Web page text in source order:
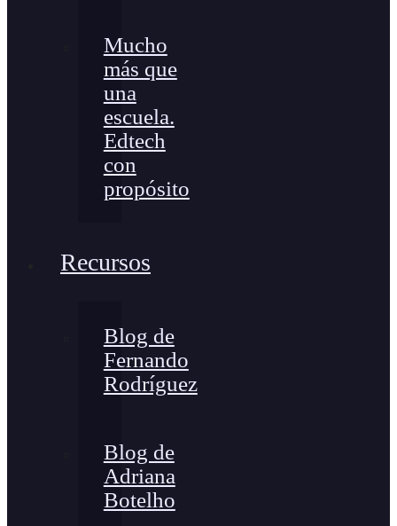
Mucho
más que
una
escuela.
Edtech
con
propósito
Recursos
Blog de
Fernando
Rodríguez
Blog de
Adriana
Botelho